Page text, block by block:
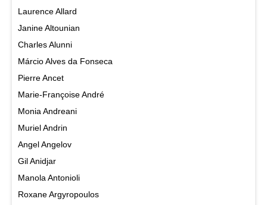
Laurence Allard
Janine Altounian
Charles Alunni
Márcio Alves da Fonseca
Pierre Ancet
Marie-Françoise André
Monia Andreani
Muriel Andrin
Angel Angelov
Gil Anidjar
Manola Antonioli
Roxane Argyropoulos